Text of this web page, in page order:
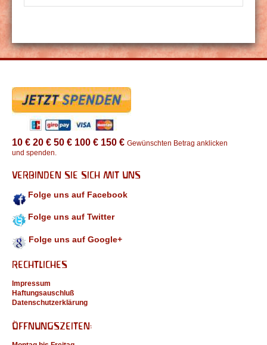
10 € 20 € 50 € 100 € 150 € Gewünschten Betrag anklicken
und spenden.
VERBINDEN SIE SICH MIT UNS
Folge uns auf Facebook
Folge uns auf Twitter
Folge uns auf Google+
RECHTLICHES
Impressum
Haftungsauschluß
Datenschutzerklärung
ÖFFNUNGSZEITEN: